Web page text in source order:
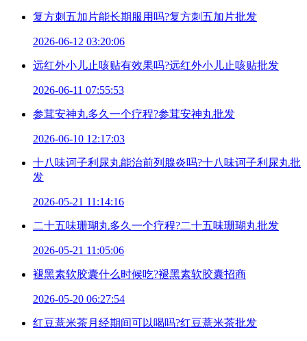
复方刺五加片能长期服用吗?复方刺五加片批发
2026-06-12 03:20:06
远红外小儿止咳贴有效果吗?远红外小儿止咳贴批发
2026-06-11 07:55:53
参茸安神丸多久一个疗程?参茸安神丸批发
2026-06-10 12:17:03
十八味诃子利尿丸能治前列腺炎吗?十八味诃子利尿丸批
发
2026-05-21 11:14:16
二十五味珊瑚丸多久一个疗程?二十五味珊瑚丸批发
2026-05-21 11:05:06
褪黑素软胶囊什么时候吃?褪黑素软胶囊招商
2026-05-20 06:27:54
红豆薏米茶月经期间可以喝吗?红豆薏米茶批发